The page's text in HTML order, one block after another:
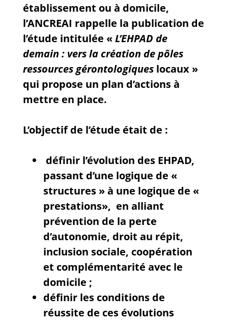
établissement ou à domicile,
l’ANCREAI rappelle la publication de
l’étude intitulée «L’EHPAD de
demain : vers la création de pôles
ressources gérontologiques locaux »
qui propose un plan d’actions à
mettre en place.
L’objectif de l’étude était de :
définir l’évolution des EHPAD,
passant d’une logique de «
structures » à une logique de «
prestations», en alliant
prévention de la perte
d’autonomie, droit au répit,
inclusion sociale, coopération
et complémentarité avec le
domicile ;
définir les conditions de
réussite de ces évolutions